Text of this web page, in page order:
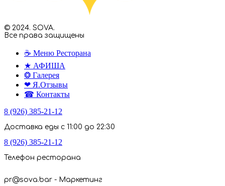
© 2024. SOVA.
Все права защищены
☕ Меню Ресторана
★ АФИША
❂ Галерея
❤ Я.Отзывы
☎ Контакты
8 (926) 385-21-12
Доставка еды с 11:00 до 22:30
8 (926) 385-21-12
Телефон ресторана
pr@sova.bar - Маркетинг